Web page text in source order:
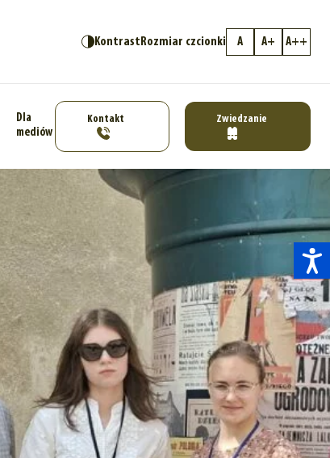
KontrastRozmiar czcionki A A+ A++
Dla
mediów
Kontakt Zwiedzanie